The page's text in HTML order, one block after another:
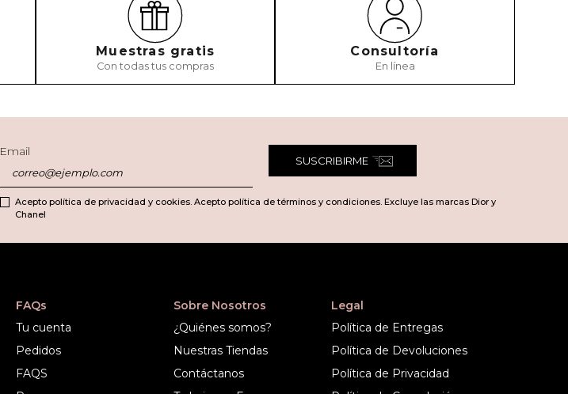
Muestras gratis
Con todas tus compras
Consultoría
En línea
Email
SUSCRIBIRME
Acepto política de privacidad y cookies. Acepto política de términos y condiciones. Excluye las marcas Dior y
Chanel
FAQs
Tu cuenta
Pedidos
FAQS
Sobre Nosotros
¿Quiénes somos?
Nuestras Tiendas
Contáctanos
Legal
Política de Entregas
Política de Devoluciones
Política de Privacidad